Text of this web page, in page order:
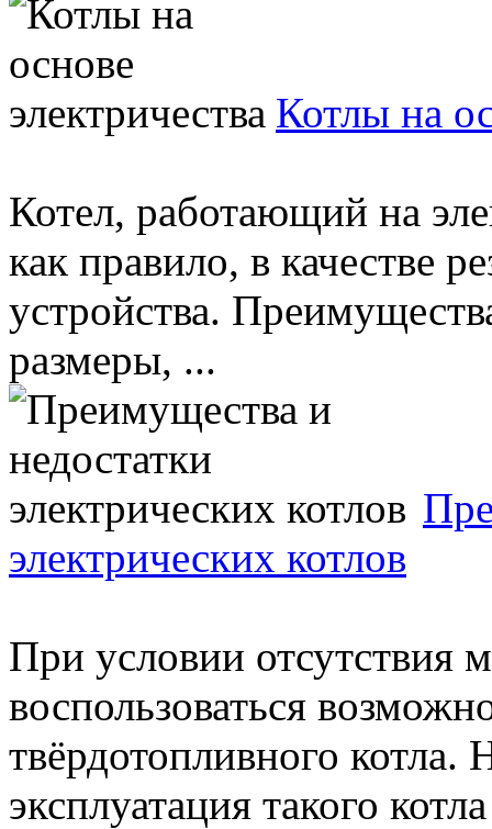
Котлы на
Котел, работающий на
как правило, в качестве
устройства.
размеры, ...
электрических котлов
При условии отсутствия
воспользоваться
твёрдотопливного котла.
эксплуатация такого